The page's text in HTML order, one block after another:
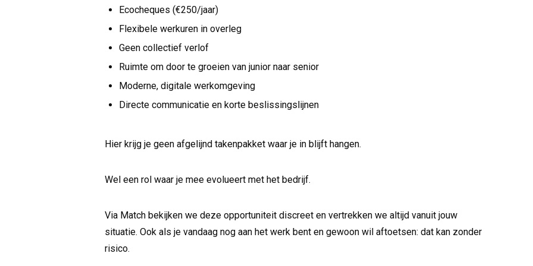
Ecocheques (€250/jaar)
Flexibele werkuren in overleg
Geen collectief verlof
Ruimte om door te groeien van junior naar senior
Moderne, digitale werkomgeving
Directe communicatie en korte beslissingslijnen
Hier krijg je geen afgelijnd takenpakket waar je in blijft hangen.
Wel een rol waar je mee evolueert met het bedrijf.
Via Match bekijken we deze opportuniteit discreet en vertrekken we altijd vanuit jouw
situatie. Ook als je vandaag nog aan het werk bent en gewoon wil aftoetsen: dat kan zonder
risico.